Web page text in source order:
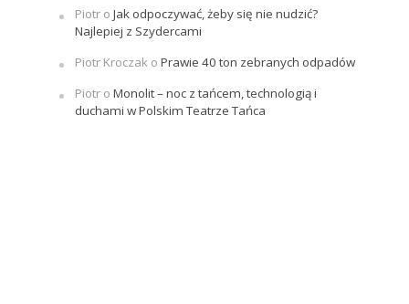
Piotro Jak odpoczywać, żeby się nie nudzić?
Najlepiej z Szydercami
Piotr Kroczako Prawie 40 ton zebranych odpadów
Piotro Monolit – noc z tańcem, technologią i
duchami w Polskim Teatrze Tańca